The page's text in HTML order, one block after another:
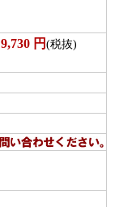
9,730 円 (税抜)